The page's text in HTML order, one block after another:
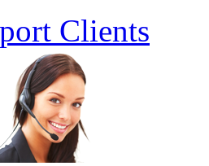
Clients